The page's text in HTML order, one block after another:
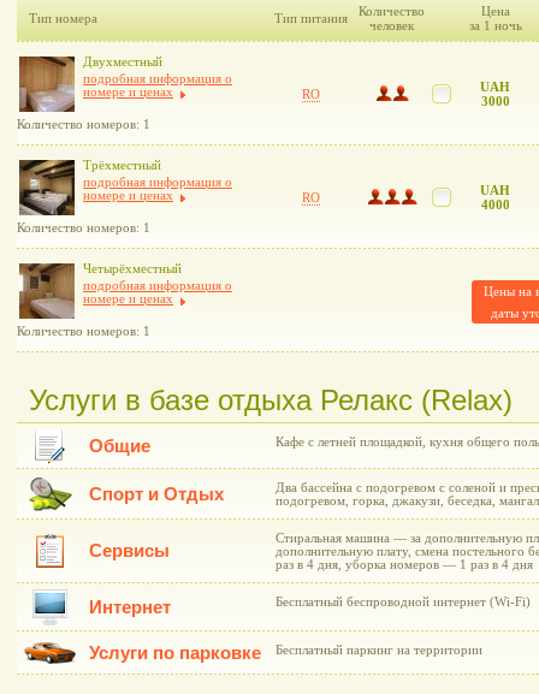
Тип номера Тип питания
Количество
человек
Цена
за 1 ночь
Двухместный
подробная информация о
номере и ценах
Количество номеров: 1
RO
UAH
3000
Трёхместный
подробная информация о
номере и ценах
Количество номеров: 1
RO
UAH
4000
Четырёхместный
подробная информация о
номере и ценах
Количество номеров: 1
Цены на
даты
Услуги в базе отдыха Релакс (Relax)
Общие Кафе с летней площадкой, кухня общего
Спорт и Отдых
Два бассейна с подогревом с соленой и
подогревом, горка, джакузи, беседка, мангал
Сервисы
Стиральная машина — за дополнительную
дополнительную плату, смена постельного
раз в 4 дня, уборка номеров — 1 раз в 4 дня
Интернет Бесплатный беспроводной интернет (Wi-Fi)
Услуги по парковке Бесплатный паркинг на территории